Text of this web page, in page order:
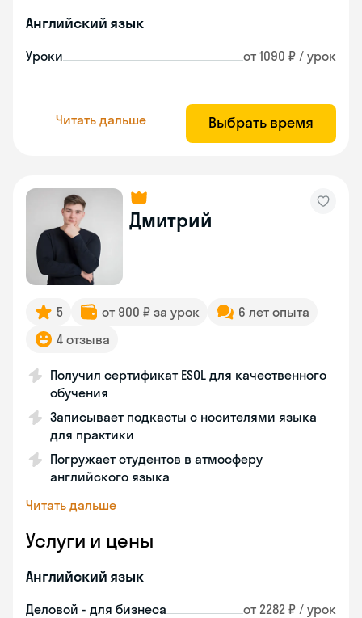
Английский язык
Уроки от 1090 ₽ / урок
Читать дальше Выбрать время
Дмитрий
5 от 900 ₽ за урок
6 лет опыта
4 отзыва
Получил сертификат ESOL для качественного
обучения
Записывает подкасты с носителями языка
для практики
Погружает студентов в атмосферу
английского языка
Читать дальше
Услуги и цены
Английский язык
Деловой - для бизнеса от 2282 ₽ / урок